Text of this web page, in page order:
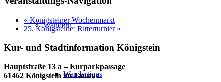
Wandern
Wandertipps
« Königsteiner Wochenmarkt
25. Königsteiner Ritterturnier »
Kur- und Stadtinformation Königstein
Hauptstraße 13 a – Kurparkpassage
61462 Königstein im Taunus